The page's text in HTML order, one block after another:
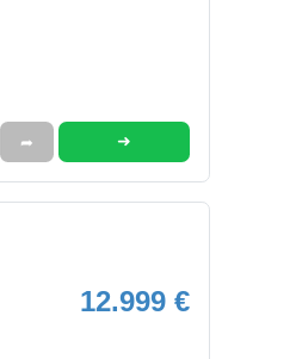
➦ ➜
12.999 €